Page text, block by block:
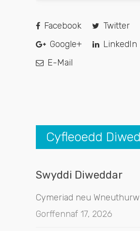
Facebook
Twitter
Google+
LinkedIn
E-Mail
Cyfleoedd
Swyddi Diweddar
Cymeriad neu
Gorffennaf 17, 2026